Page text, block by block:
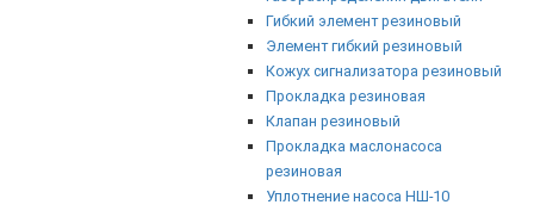
Гибкий элемент резиновый
Элемент гибкий резиновый
Кожух сигнализатора резиновый
Прокладка резиновая
Клапан резиновый
Прокладка маслонасоса
резиновая
Уплотнение насоса НШ-10